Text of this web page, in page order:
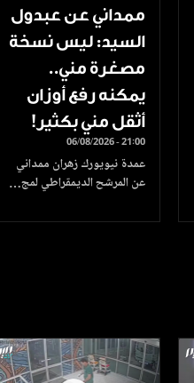
ممداني عن عبدول
السيد: ليس نسخة
مصغرة مني..
يمكنه رفع أوزان
أثقل مني بكثير!
06/08/2026 - 21:00
عمدة نيويورك زهران ممداني
عن المرشح الديمقراطي لمج…